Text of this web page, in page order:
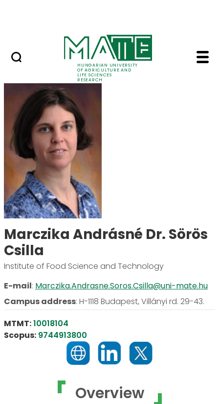
HUNGARIAN UNIVERSITY
OF AGRICULTURE AND
LIFE SCIENCES
RESEARCH
Marczika Andrásné
Overview
Marczika Andrásné Dr. Sörös
Csilla
Institute of Food Science and Technology
E-mail: Marczika.Andrasne.Soros.Csilla@uni-mate.hu
Campus address: H-1118 Budapest, Villányi rd. 29-43.
MTMT:10018104
Scopus: 9744913800